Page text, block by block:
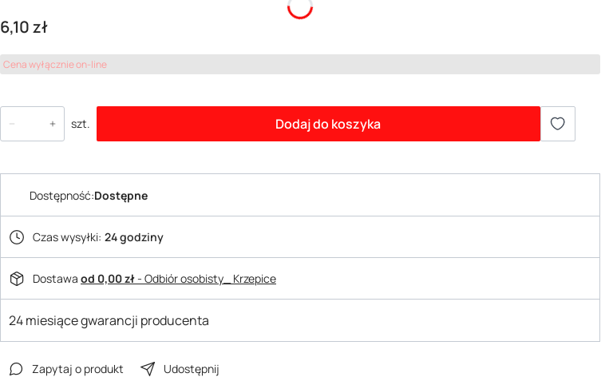
Cena
6,10 zł
Cena wyłącznie on-line
szt. Dodaj do koszyka
Dostępność:Dostępne
Czas wysyłki: 24 godziny
Dostawa od 0,00 zł- Odbiór osobisty_ Krzepice
24 miesiące gwarancji producenta
Zapytaj o produkt Udostępnij